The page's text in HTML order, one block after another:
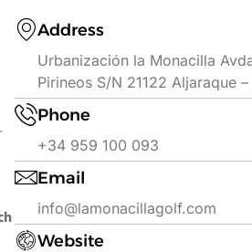
Address
Urbanización la Monacilla
Pirineos S/N 21122 Aljaraque
Phone
+34 959 100 093
Email
info@lamonacillagolf.com
Website